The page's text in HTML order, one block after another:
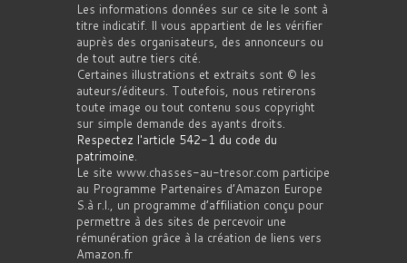
Les informations données sur ce site le sont à
titre indicatif. Il vous appartient de les vérifier
auprès des organisateurs, des annonceurs ou
de tout autre tiers cité.
Certaines illustrations et extraits sont © les
auteurs/éditeurs. Toutefois, nous retirerons
toute image ou tout contenu sous copyright
sur simple demande des ayants droits.
Respectez l'article 542-1 du code du
patrimoine.
Le site www.chasses-au-tresor.com participe
au Programme Partenaires d’Amazon Europe
S.à r.l., un programme d’affiliation conçu pour
permettre à des sites de percevoir une
rémunération grâce à la création de liens vers
Amazon.fr